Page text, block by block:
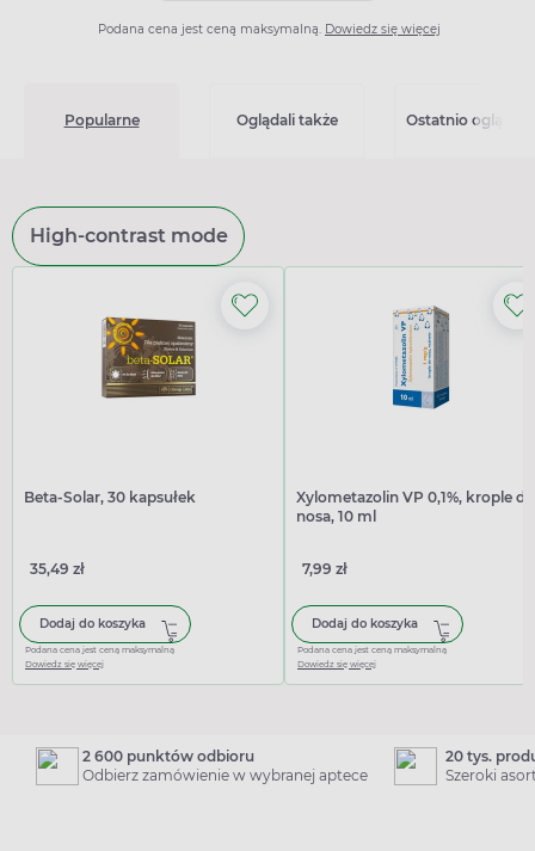
Podana cena jest ceną maksymalną. Dowiedz się więcej
Popularne Oglądali także Ostatnio
High-contrast mode
Beta-Solar, 30 kapsułek
35,49 zł
Dodaj do koszyka
Podana cena jest ceną maksymalną
Dowiedz się więcej
Xylometazolin VP 0,1%, krople do
nosa, 10 ml
7,99 zł
Dodaj do koszyka
Podana cena jest ceną maksymalną
Dowiedz się więcej
2 600 punktów odbioru
Odbierz zamówienie w wybranej aptece
20 tys.
Szeroki